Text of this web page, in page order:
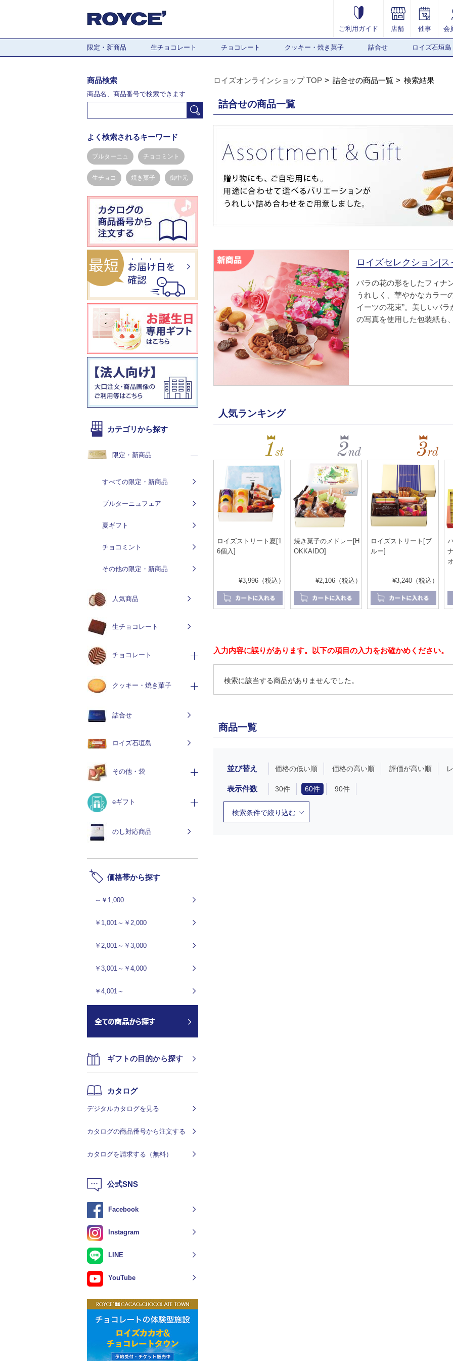
ご利用ガイド 店舗 催事 会
限定・新商品 生チョコレート チョコレート クッキー・焼き菓子 詰合せ ロイズ石垣島
ロイズオンラインショップ TOP 詰合せの商品一覧 検索結果
詰合せの商品一覧
ロイズセレクション[ス
バラの花の形をしたフィナ
うれしく、華やかなカラー
イーツの花束”。美しいバラ
の写真を使用した包装紙も
人気ランキング
ロイズストリート夏[1
6個入]
¥3,996（税込）
焼き菓子のメドレー[H
OKKAIDO]
¥2,106（税込）
ロイズストリート[ブ
ルー]
¥3,240（税込）
入力内容に誤りがあります。以下の項目の入力をお確かめください。
検索に該当する商品がありませんでした。
商品一覧
並び替え 価格の低い順 価格の高い順 評価が高い順
表示件数 30件 60件 90件
検索条件で絞り込む
商品検索
商品名、商品番号で検索できます
よく検索されるキーワード
ブルターニュ チョコミント
生チョコ 焼き菓子 御中元
カテゴリから探す
限定・新商品
すべての限定・新商品
ブルターニュフェア
夏ギフト
チョコミント
その他の限定・新商品
人気商品
生チョコレート
チョコレート
クッキー・焼き菓子
詰合せ
ロイズ石垣島
その他・袋
eギフト
のし対応商品
価格帯から探す
～￥1,000
￥1,001～￥2,000
￥2,001～￥3,000
￥3,001～￥4,000
￥4,001～
ギフトの目的から探す
カタログ
デジタルカタログを見る
カタログの商品番号から注文する
カタログを請求する（無料）
公式SNS
Facebook
Instagram
LINE
YouTube